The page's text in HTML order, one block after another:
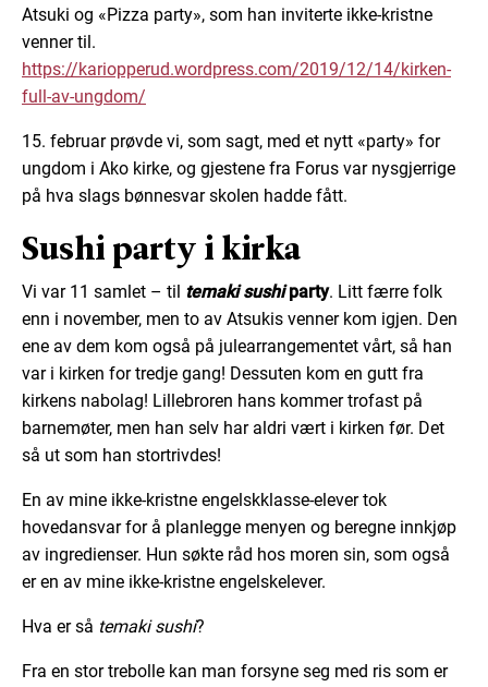
Atsuki og «Pizza party», som han inviterte ikke-kristne
venner til.
https://kariopperud.wordpress.com/2019/12/14/kirken-
full-av-ungdom/
15. februar prøvde vi, som sagt, med et nytt «party» for
ungdom i Ako kirke, og gjestene fra Forus var nysgjerrige
på hva slags bønnesvar skolen hadde fått.
Sushi party i kirka
Vi var 11 samlet – til temaki sushiparty. Litt færre folk
enn i november, men to av Atsukis venner kom igjen. Den
ene av dem kom også på julearrangementet vårt, så han
var i kirken for tredje gang! Dessuten kom en gutt fra
kirkens nabolag! Lillebroren hans kommer trofast på
barnemøter, men han selv har aldri vært i kirken før. Det
så ut som han stortrivdes!
En av mine ikke-kristne engelskklasse-elever tok
hovedansvar for å planlegge menyen og beregne innkjøp
av ingredienser. Hun søkte råd hos moren sin, som også
er en av mine ikke-kristne engelskelever.
Hva er så temaki sushi?
Fra en stor trebolle kan man forsyne seg med ris som er